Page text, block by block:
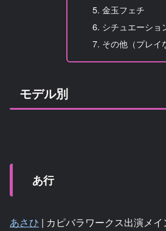
金玉フェチ
シチュエーショ
その他（プレイ
モデル別
あ行
あさひ | カピバラワークス出演メイ